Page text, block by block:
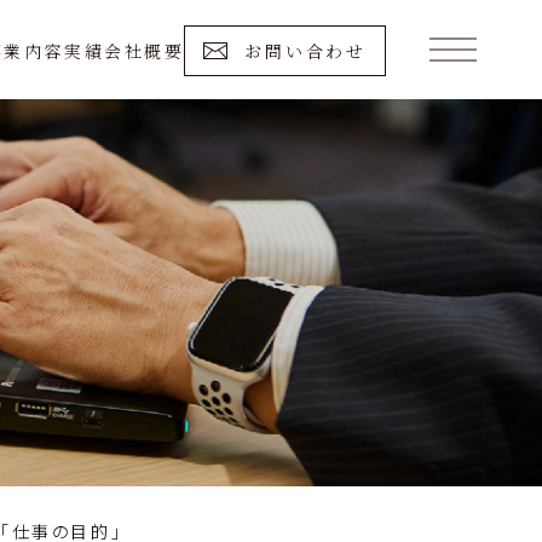
業内容実績会社概要 お問い合わせ
「仕事の目的」